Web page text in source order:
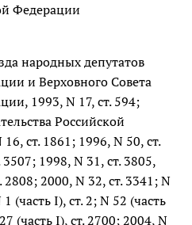
Федерации
народных депутатов
и Верховного Совета
1993, N 17, ст. 594;
Российской
ст. 1861; 1996, N 50, ст.
1998, N 31, ст. 3805,
2808; 2000, N 32, ст. 3341; N
(часть I), ст. 2; N 52 (часть
(часть I), ст. 2700; 2004, N